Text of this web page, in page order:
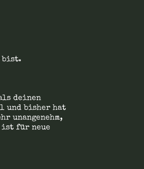
bist.
deinen
und bisher hat
unangenehm,
ist für neue